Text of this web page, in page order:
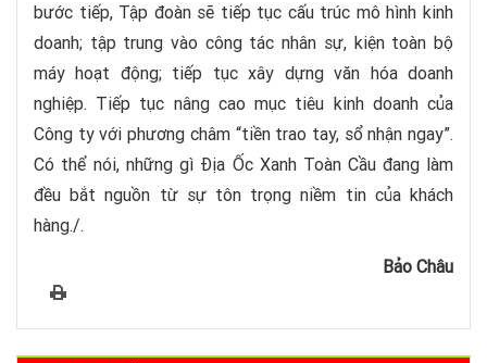
bước tiếp, Tập đoàn sẽ tiếp tục cấu trúc mô hình kinh
doanh; tập trung vào công tác nhân sự, kiện toàn bộ
máy hoạt động; tiếp tục xây dựng văn hóa doanh
nghiệp. Tiếp tục nâng cao mục tiêu kinh doanh của
Công ty với phương châm “tiền trao tay, sổ nhận ngay”.
Có thể nói, những gì Địa Ốc Xanh Toàn Cầu đang làm
đều bắt nguồn từ sự tôn trọng niềm tin của khách
hàng./.
Bảo Châu